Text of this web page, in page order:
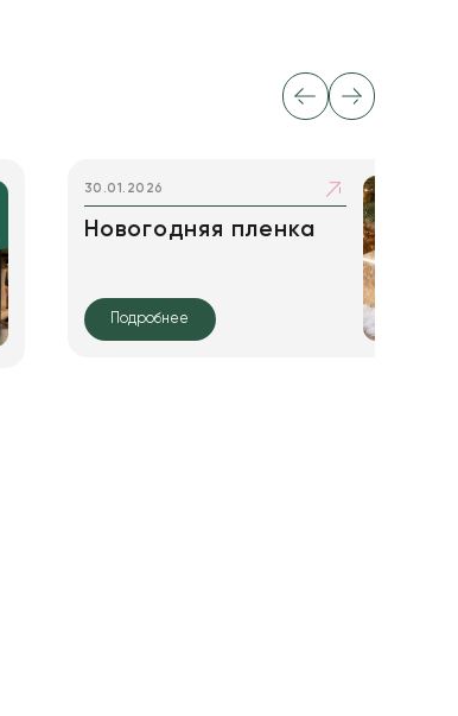
30.01.2026
Новогодняя пленка
Подробнее